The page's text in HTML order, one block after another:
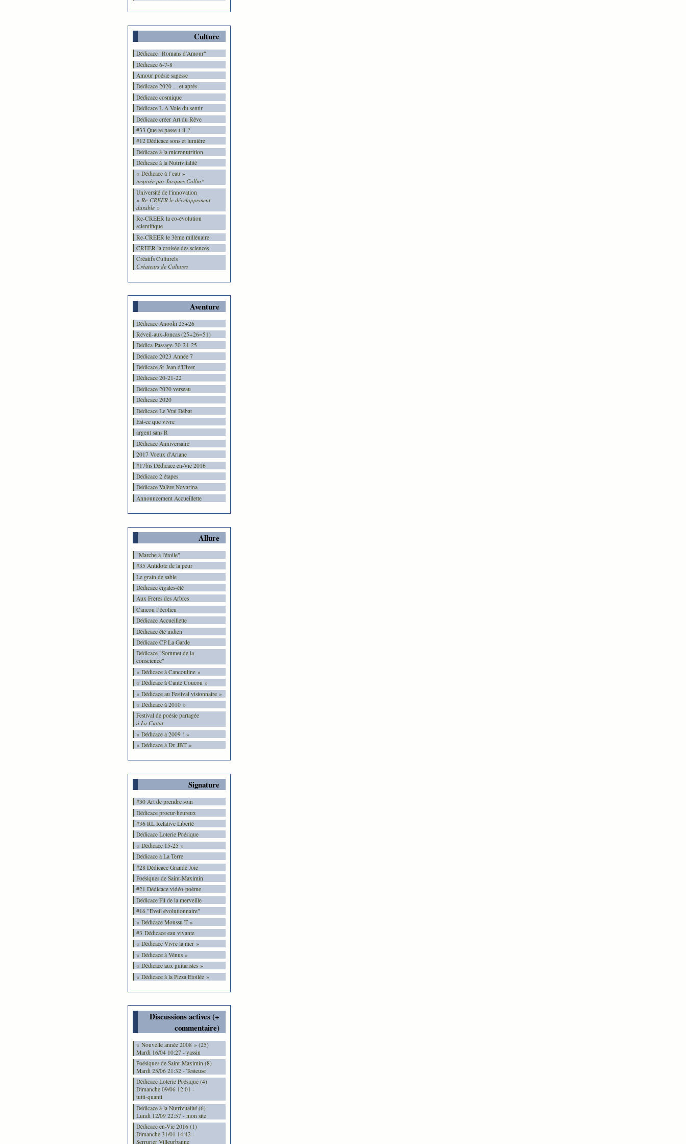
Culture
Dédicace "Romans d'Amour"
Dédicace 6-7-8
Amour poésie sagesse
Dédicace 2020 …et après
Dédicace cosmique
Dédicace L A Voie du sentir
Dédicace créer Art du Rêve
#33 Que se passe-t-il ?
#12 Dédicace sons et lumière
Dédicace à la micronutrition
Dédicace à la Nutrivitalité
« Dédicace à l’eau »
inspirée par Jacques Collin*
Université de l'innovation
« Re-CREER le développement
durable »
Re-CREER la co-évolution
scientifique
Re-CREER le 3ème millénaire
CREER la croisée des sciences
Créatifs Culturels
Créateurs de Cultures
Aventure
Dédicace Anooki 25+26
Réveil-aux-Joncas (25+26=51)
Dédica-Passage-20-24-25
Dédicace 2023 Année 7
Dédicace St-Jean d'Hiver
Dédicace 20-21-22
Dédicace 2020 verseau
Dédicace 2020
Dédicace Le Vrai Débat
Est-ce que vivre
argent sans R
Dédicace Anniversaire
2017 Voeux d'Ariane
#17bis Dédicace en-Vie 2016
Dédicace 2 étapes
Dédicace Valère Novarina
Announcement Accueillette
Allure
"Marche à l'étoile"
#35 Antidote de la peur
Le grain de sable
Dédicace cigales-été
Aux Frères des Arbres
Cancou l’écolieu
Dédicace Accueillette
Dédicace été indien
Dédicace CP La Garde
Dédicace "Sommet de la
conscience"
« Dédicace à Cancouline »
« Dédicace à Cante Coucou »
« Dédicace au Festival visionnaire »
« Dédicace à 2010 »
Festival de poésie partagée
à La Ciotat
« Dédicace à 2009 ! »
« Dédicace à Dr. JBT »
Signature
#30 Art de prendre soin
Dédicace procur-heureux
#36 RL Relative Liberté
Dédicace Loterie Poésique
« Dédicace 15-25 »
Dédicace à La Terre
#28 Dédicace Grande Joie
Poésiques de Saint-Maximin
#21 Dédicace vidéo-poème
Dédicace Fil de la merveille
#16 "Eveil évolutionnaire"
« Dédicace Moussu T »
#3 Dédicace eau vivante
« Dédicace Vivre la mer »
« Dédicace à Vénus »
« Dédicace aux guitaristes »
« Dédicace à la Pizza Etoilée »
Discussions actives (+
commentaire)
« Nouvelle année 2008 » (25)
Mardi 16/04 10:27 - yassin
Poésiques de Saint-Maximin (8)
Mardi 25/06 21:32 - Testeuse
Dédicace Loterie Poésique (4)
Dimanche 09/06 12:01 -
tutti-quanti
Dédicace à la Nutrivitalité (6)
Lundi 12/09 22:57 - mon site
Dédicace en-Vie 2016 (1)
Dimanche 31/01 14:42 -
Serrurier Villeurbanne